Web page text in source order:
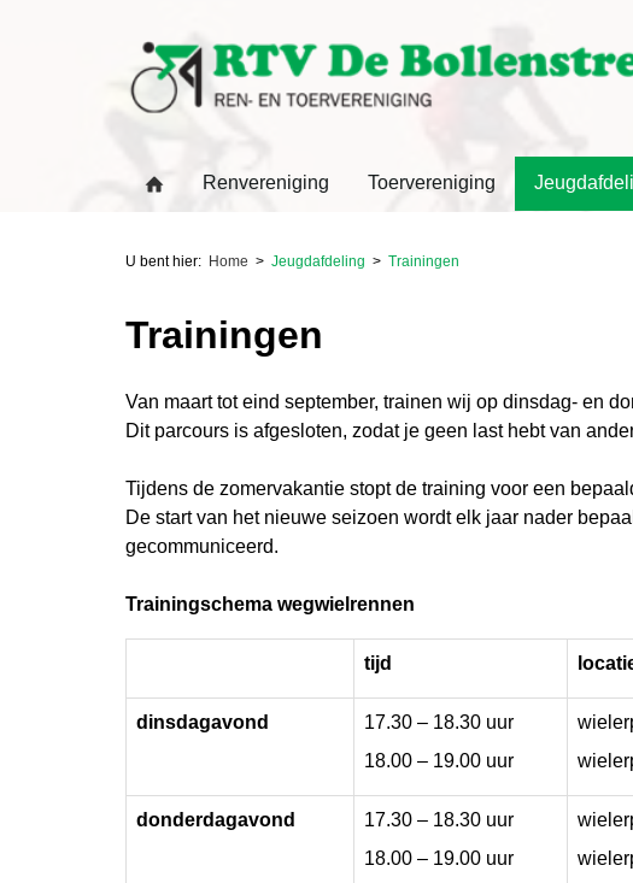
Renvereniging Toervereniging
U bent hier: Home Jeugdafdeling Trainingen
Trainingen
Van maart tot eind september, trainen wij op dinsdag- en
Dit parcours is afgesloten, zodat je geen last hebt van
Tijdens de zomervakantie stopt de training voor een
De start van het nieuwe seizoen wordt elk jaar nader
gecommuniceerd.
Trainingschema wegwielrennen
tijd
dinsdagavond
17.30 – 18.30 uur
18.00 – 19.00 uur
donderdagavond
17.30 – 18.30 uur
18.00 – 19.00 uur